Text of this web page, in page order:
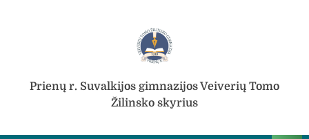
Prienų r. Suvalkijos gimnazijos Veiverių Tomo
Žilinsko skyrius